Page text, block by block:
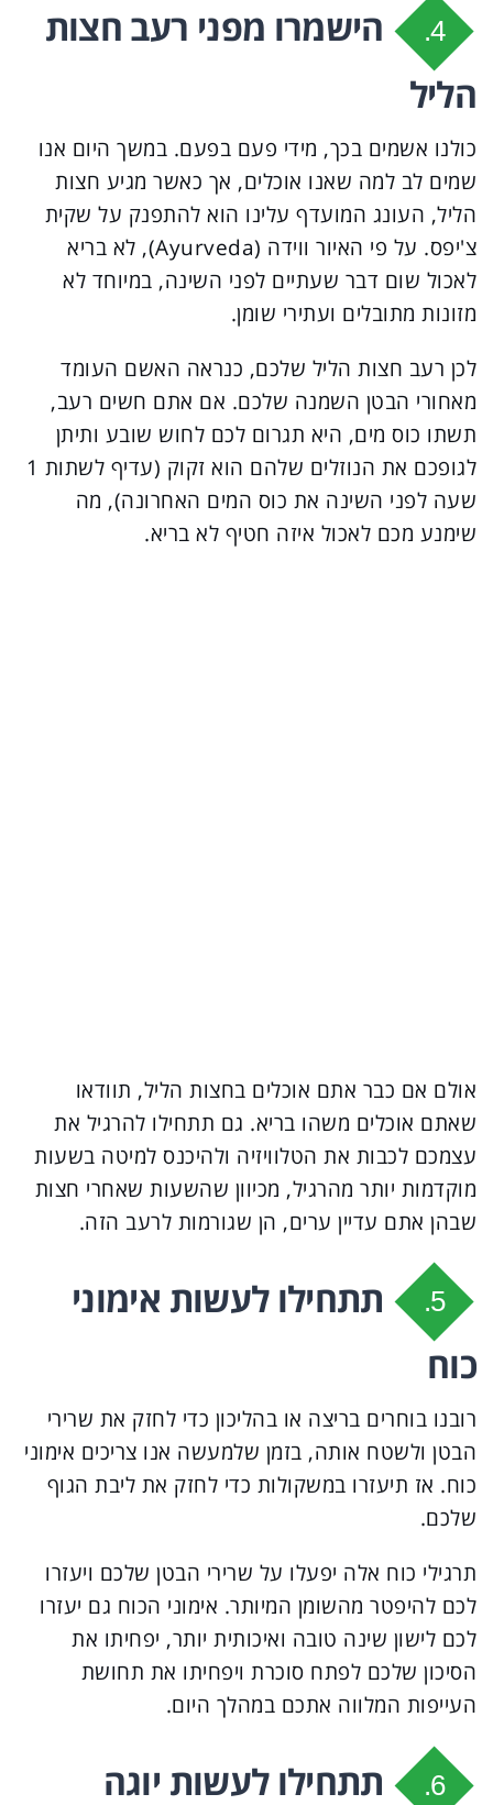
4.
הישמרו מפני רעב חצות
הליל
כולנו אשמים בכך, מידי פעם בפעם. במשך היום אנו
שמים לב למה שאנו אוכלים, אך כאשר מגיע חצות
הליל, העונג המועדף עלינו הוא להתפנק על שקית
צ'יפס. על פי האיור ווידה (Ayurveda), לא בריא
לאכול שום דבר שעתיים לפני השינה, במיוחד לא
מזונות מתובלים ועתירי שומן.
לכן רעב חצות הליל שלכם, כנראה האשם העומד
מאחורי הבטן השמנה שלכם. אם אתם חשים רעב,
תשתו כוס מים, היא תגרום לכם לחוש שובע ותיתן
לגופכם את הנוזלים שלהם הוא זקוק (עדיף לשתות 1
שעה לפני השינה את כוס המים האחרונה), מה
שימנע מכם לאכול איזה חטיף לא בריא.
אולם אם כבר אתם אוכלים בחצות הליל, תוודאו
שאתם אוכלים משהו בריא. גם תתחילו להרגיל את
עצמכם לכבות את הטלוויזיה ולהיכנס למיטה בשעות
מוקדמות יותר מהרגיל, מכיוון שהשעות שאחרי חצות
שבהן אתם עדיין ערים, הן שגורמות לרעב הזה.
5.
תתחילו לעשות אימוני
כוח
רובנו בוחרים בריצה או בהליכון כדי לחזק את שרירי
הבטן ולשטח אותה, בזמן שלמעשה אנו צריכים אימוני
כוח. אז תיעזרו במשקולות כדי לחזק את ליבת הגוף
שלכם.
תרגילי כוח אלה יפעלו על שרירי הבטן שלכם ויעזרו
לכם להיפטר מהשומן המיותר. אימוני הכוח גם יעזרו
לכם לישון שינה טובה ואיכותית יותר, יפחיתו את
הסיכון שלכם לפתח סוכרת ויפחיתו את תחושת
העייפות המלווה אתכם במהלך היום.
6. תתחילו לעשות יוגה